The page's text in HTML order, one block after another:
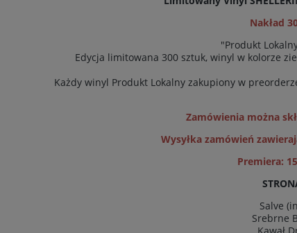
Nakład
"Produkt
Edycja limitowana 300 sztuk, winyl w kolorze
Każdy winyl Produkt Lokalny zakupiony w
Zamówienia można
Wysyłka zamówień
Premiera:
Salve
Srebrne